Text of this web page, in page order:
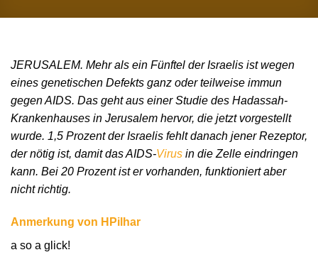
JERUSALEM. Mehr als ein Fünftel der Israelis ist wegen
eines genetischen Defekts ganz oder teilweise immun
gegen AIDS. Das geht aus einer Studie des Hadassah-
Krankenhauses in Jerusalem hervor, die jetzt vorgestellt
wurde. 1,5 Prozent der Israelis fehlt danach jener Rezeptor,
der nötig ist, damit das AIDS-Virus in die Zelle eindringen
kann. Bei 20 Prozent ist er vorhanden, funktioniert aber
nicht richtig.
Anmerkung von HPilhar
a so a glick!